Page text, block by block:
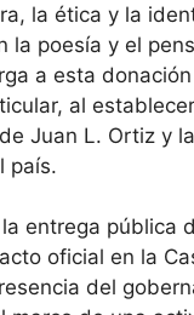
la ética y la
la poesía y el
a esta
al
Juan L. Ortiz y
país.
entrega pública
oficial en la
del